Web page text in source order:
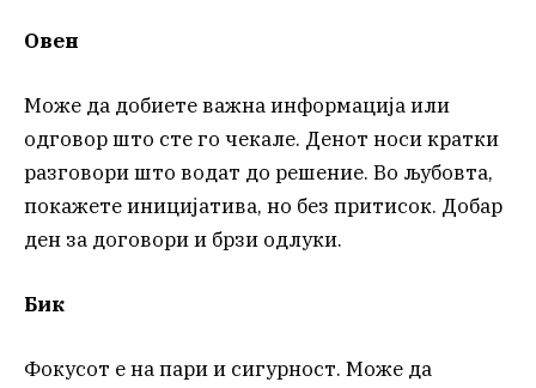
Овен
Може да добиете важна информација или
одговор што сте го чекале. Денот носи кратки
разговори што водат до решение. Во љубовта,
покажете иницијатива, но без притисок. Добар
ден за договори и брзи одлуки.
Бик
Фокусот е на пари и сигурност. Може да